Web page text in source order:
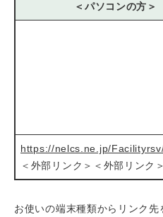
＜パソコンの方＞
https://nelcs.ne.jp/
＜外部リンク＞ ＜外部リンク＞
お使いの端末種類からリンク